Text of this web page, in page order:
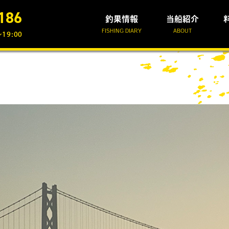
釣果情報
FISHING DIARY
当船紹介
ABOUT